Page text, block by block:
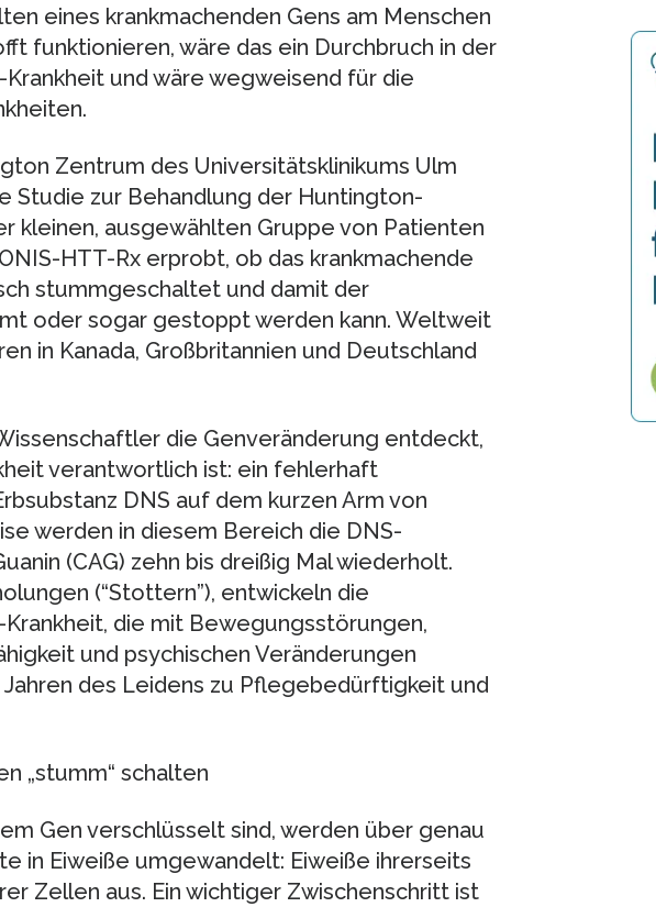
eines krankmachenden Gens am Menschen
funktionieren, wäre das ein Durchbruch in der
und wäre wegweisend für die
Zentrum des Universitätsklinikums Ulm
Studie zur Behandlung der Huntington-
kleinen, ausgewählten Gruppe von Patienten
HTT-Rx erprobt, ob das krankmachende
stummgeschaltet und damit der
oder sogar gestoppt werden kann. Weltweit
in Kanada, Großbritannien und Deutschland
die Genveränderung entdeckt,
verantwortlich ist: ein fehlerhaft
DNS auf dem kurzen Arm von
werden in diesem Bereich die DNS-
(CAG) zehn bis dreißig Mal wiederholt.
(“Stottern”), entwickeln die
die mit Bewegungsstörungen,
und psychischen Veränderungen
des Leidens zu Pflegebedürftigkeit und
„stumm“ schalten
Gen verschlüsselt sind, werden über genau
in Eiweiße umgewandelt: Eiweiße ihrerseits
Zellen aus. Ein wichtiger Zwischenschritt ist